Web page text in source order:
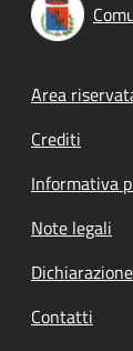
Footer
Area
Crediti
Informativa
Note legali
Contatti